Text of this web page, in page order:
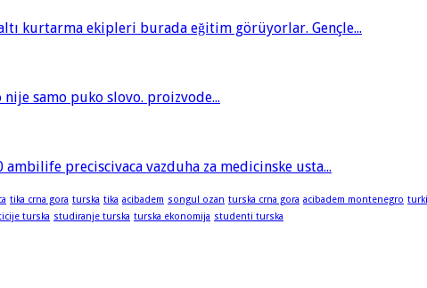
kurtarma ekipleri burada eğitim görüyorlar. Gençle...
samo puko slovo. proizvode...
preciscivaca vazduha za medicinske usta...
tika crna gora turska tika acibadem songul ozan turska crna gora acibadem montenegro
turska studiranje turska turska ekonomija studenti turska